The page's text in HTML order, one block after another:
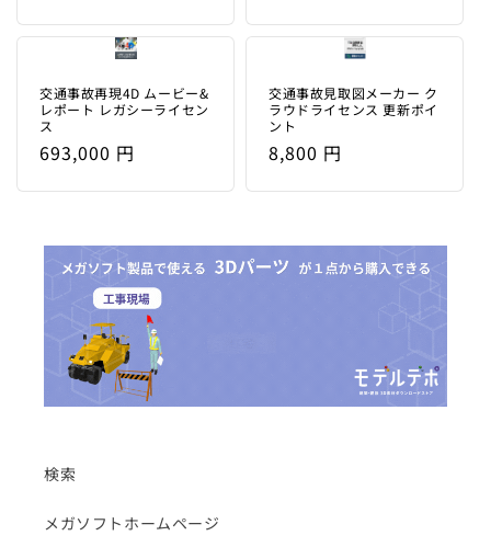
価
価
交通事故再現4D ムービー&
レポート レガシーライセン
ス
通
693,000 円
交通事故見取図メーカー ク
ラウドライセンス 更新ポイ
ント
通
8,800 円
検索
メガソフトホームページ